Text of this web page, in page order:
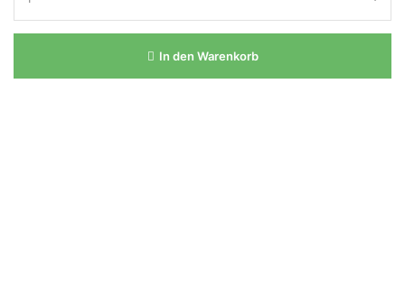
In den Warenkorb